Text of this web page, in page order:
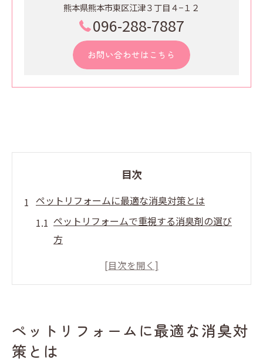
熊本県熊本市東区江津３丁目４−１２
096-288-7887
お問い合わせはこちら
目次
ペットリフォームに最適な消臭対策とは
ペットリフォームで重視する消臭剤の選び
方
ペットリフォーム実践者が語る消臭対策の
ホームセンター活用の消臭対策とペットリ
フォーム
ペットリフォームに最適な消臭対
策とは